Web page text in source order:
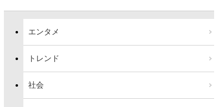
エンタメ
トレンド
社会